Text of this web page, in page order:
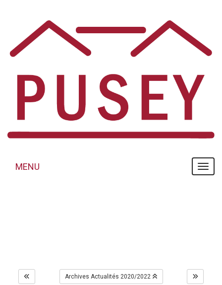
MENU
MENU
Archives Actualités 2020/2022